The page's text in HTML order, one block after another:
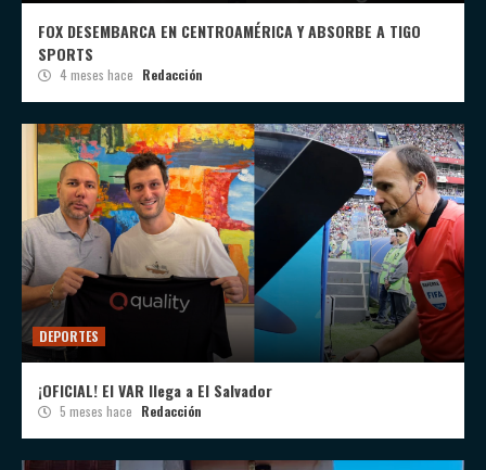
FOX DESEMBARCA EN CENTROAMÉRICA Y ABSORBE A TIGO
SPORTS
4 meses hace Redacción
DEPORTES
¡OFICIAL! El VAR llega a El Salvador
5 meses hace Redacción